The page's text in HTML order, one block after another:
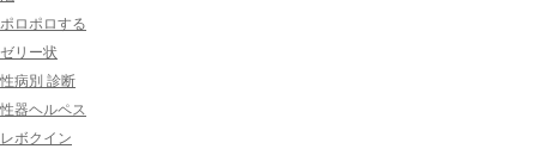
ポロポロする
ゼリー状
性病別 診断
性器ヘルペス
レボクイン